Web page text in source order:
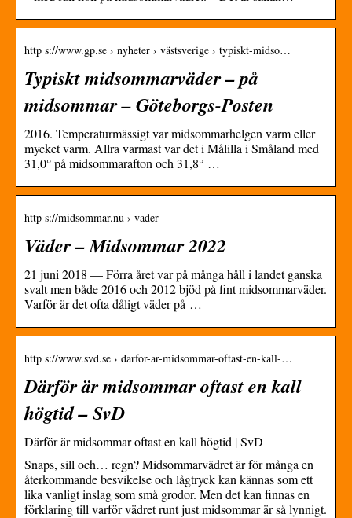
http s://www.gp.se › nyheter › västsverige › typiskt-midso…
Typiskt midsommarväder – på
midsommar – Göteborgs-Posten
2016. Temperaturmässigt var midsommarhelgen varm eller
mycket varm. Allra varmast var det i Målilla i Småland med
31,0° på midsommarafton och 31,8° …
http s://midsommar.nu › vader
Väder – Midsommar 2022
21 juni 2018 — Förra året var på många håll i landet ganska
svalt men både 2016 och 2012 bjöd på fint midsommarväder.
Varför är det ofta dåligt väder på …
http s://www.svd.se › darfor-ar-midsommar-oftast-en-kall-…
Därför är midsommar oftast en kall
högtid – SvD
Därför är midsommar oftast en kall högtid | SvD
Snaps, sill och… regn? Midsommarvädret är för många en
återkommande besvikelse och lågtryck kan kännas som ett
lika vanligt inslag som små grodor. Men det kan finnas en
förklaring till varför vädret runt just midsommar är så lynnigt.